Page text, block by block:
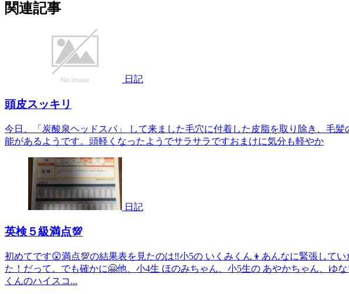
関連記事
日記
頭皮スッキリ
今日、「炭酸泉ヘッドスパ」 して来ました毛穴に付着した皮脂を取り除き、毛
能があるようです。頭軽くなったようでサラサラですおまけに気分も軽やか
日記
英検５級満点💯
初めてです😲満点💯の結果表を見たのは‼️小5の いくみくん👦あんなに緊張して
た！だって。でも確かに🤗他、小4生 ほのみちゃん、小5生の あやかちゃん、ゆ
くんのハイスコ...